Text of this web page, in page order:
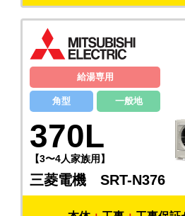
給湯専用
角型 一般地
370L
【3〜4人家族用】
三菱電機 SRT-N376